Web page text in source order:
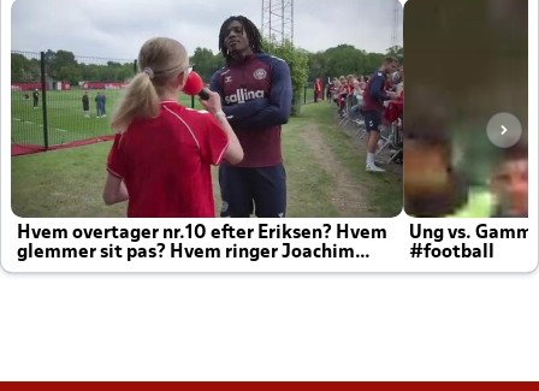
Hvem overtager nr.10 efter Eriksen? Hvem
glemmer sit pas? Hvem ringer Joachim
altid til efter kampe?
Ung vs.
#football